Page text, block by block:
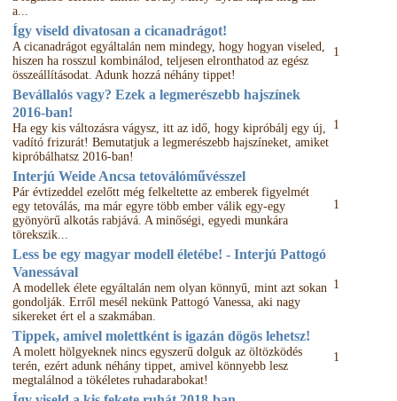
a...
Így viseld divatosan a cicanadrágot!
A cicanadrágot egyáltalán nem mindegy, hogy hogyan viseled,
hiszen ha rosszul kombinálod, teljesen elronthatod az egész
összeállításodat. Adunk hozzá néhány tippet!
1
Bevállalós vagy? Ezek a legmerészebb hajszínek
2016-ban!
Ha egy kis változásra vágysz, itt az idő, hogy kipróbálj egy új,
vadító frizurát! Bemutatjuk a legmerészebb hajszíneket, amiket
kipróbálhatsz 2016-ban!
1
Interjú Weide Ancsa tetoválóművésszel
Pár évtizeddel ezelőtt még felkeltette az emberek figyelmét
egy tetoválás, ma már egyre több ember válik egy-egy
gyönyörű alkotás rabjává. A minőségi, egyedi munkára
törekszik...
1
Less be egy magyar modell életébe! - Interjú Pattogó
Vanessával
A modellek élete egyáltalán nem olyan könnyű, mint azt sokan
gondolják. Erről mesél nekünk Pattogó Vanessa, aki nagy
sikereket ért el a szakmában.
1
Tippek, amivel molettként is igazán dögös lehetsz!
A molett hölgyeknek nincs egyszerű dolguk az öltözködés
terén, ezért adunk néhány tippet, amivel könnyebb lesz
megtalálnod a tökéletes ruhadarabokat!
1